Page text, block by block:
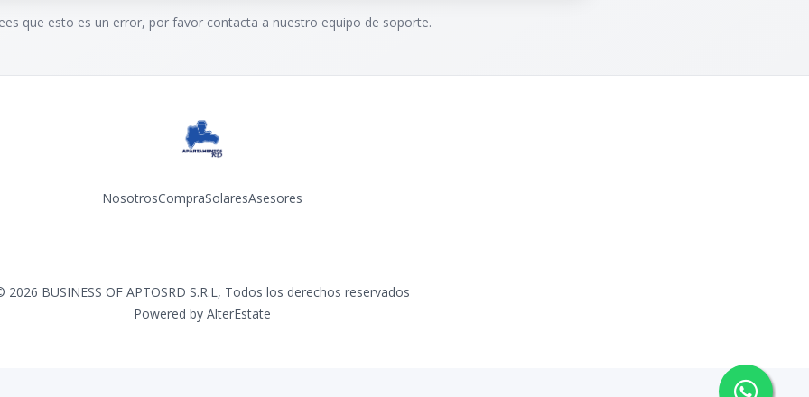
que esto es un error, por favor contacta a nuestro equipo de soporte.
NosotrosCompraSolaresAsesores
2026 BUSINESS OF APTOSRD S.R.L, Todos los derechos reservados
Powered by AlterEstate